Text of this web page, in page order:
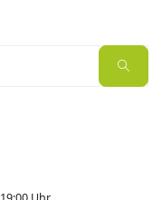
Suche